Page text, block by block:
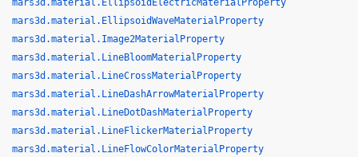
mars3d.material.EllipsoidElectricMaterialProperty
mars3d.material.EllipsoidWaveMaterialProperty
mars3d.material.Image2MaterialProperty
mars3d.material.LineBloomMaterialProperty
mars3d.material.LineCrossMaterialProperty
mars3d.material.LineDashArrowMaterialProperty
mars3d.material.LineDotDashMaterialProperty
mars3d.material.LineFlickerMaterialProperty
mars3d.material.LineFlowColorMaterialProperty